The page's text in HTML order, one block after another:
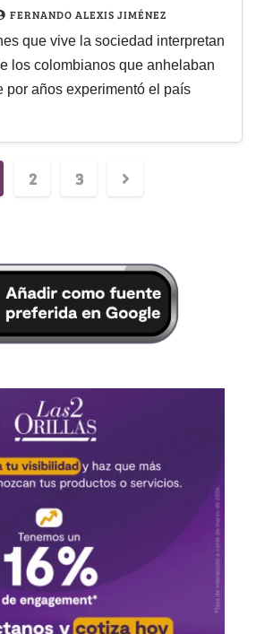
FERNANDO ALEXIS JIMÉNEZ
que vive la sociedad interpretan
los colombianos que anhelaban
por años experimentó el país
2 3